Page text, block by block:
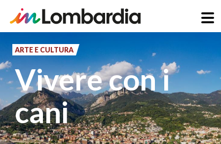
contenuto
principale
ARTE E CULTURA
Vivere con i
cani